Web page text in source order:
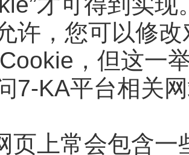
许，您可以修
，但这一
7-KA平台相关
上常会包含一